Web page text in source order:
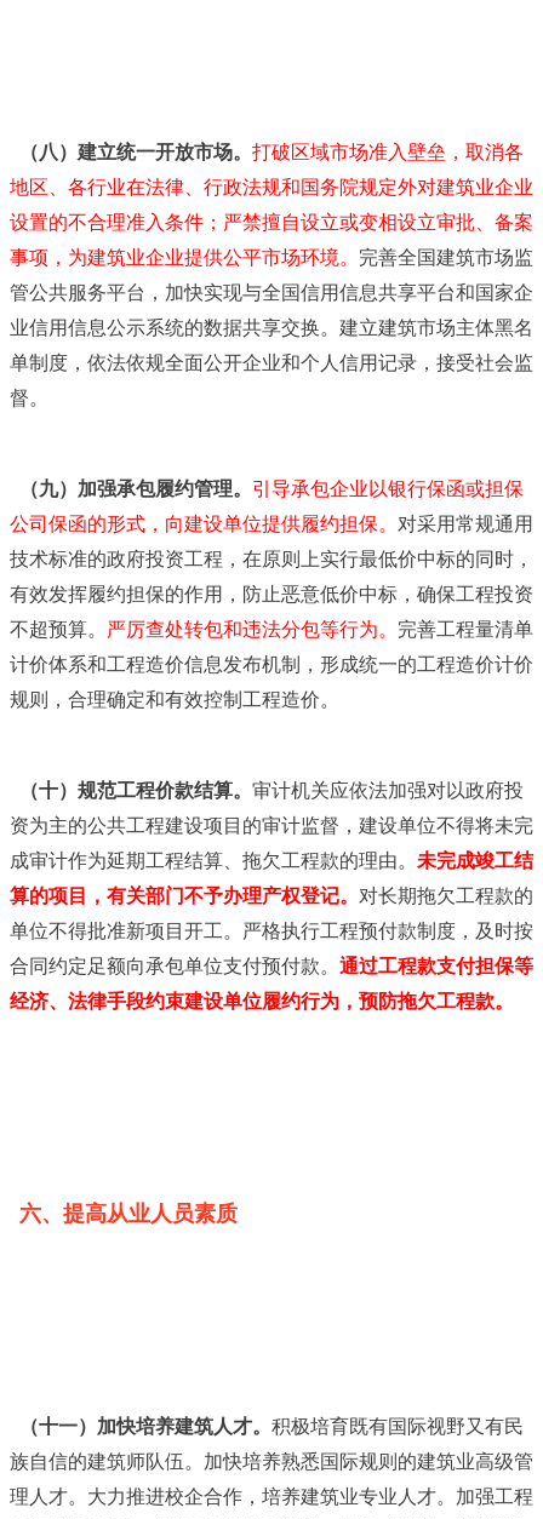
（八）建立统一开放市场。 打破区域市场准入壁垒，取消各
地区、各行业在法律、行政法规和国务院规定外对建筑业企业
设置的不合理准入条件；严禁擅自设立或变相设立审批、备案
事项，为建筑业企业提供公平市场环境。 完善全国建筑市场监
管公共服务平台，加快实现与全国信用信息共享平台和国家企
业信用信息公示系统的数据共享交换。建立建筑市场主体黑名
单制度，依法依规全面公开企业和个人信用记录，接受社会监
督。
（九）加强承包履约管理。 引导承包企业以银行保函或担保
公司保函的形式，向建设单位提供履约担保。 对采用常规通用
技术标准的政府投资工程，在原则上实行最低价中标的同时，
有效发挥履约担保的作用，防止恶意低价中标，确保工程投资
不超预算。 严厉查处转包和违法分包等行为。 完善工程量清单
计价体系和工程造价信息发布机制，形成统一的工程造价计价
规则，合理确定和有效控制工程造价。
（十）规范工程价款结算。 审计机关应依法加强对以政府投
资为主的公共工程建设项目的审计监督，建设单位不得将未完
成审计作为延期工程结算、拖欠工程款的理由。 未完成竣工结
算的项目，有关部门不予办理产权登记。 对长期拖欠工程款的
单位不得批准新项目开工。严格执行工程预付款制度，及时按
合同约定足额向承包单位支付预付款。 通过工程款支付担保等
经济、法律手段约束建设单位履约行为，预防拖欠工程款。
六、提高从业人员素质
（十一）加快培养建筑人才。 积极培育既有国际视野又有民
族自信的建筑师队伍。加快培养熟悉国际规则的建筑业高级管
理人才。大力推进校企合作，培养建筑业专业人才。加强工程